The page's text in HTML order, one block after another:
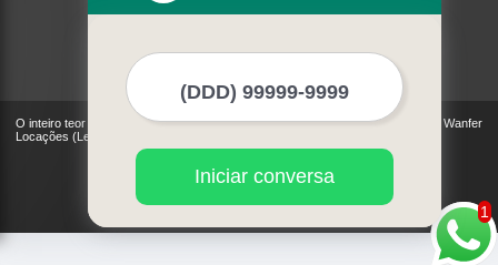
Contato
O inteiro teor deste site está sujeito à proteção de direitos autorais. Copyright© Wanfer
Locações (Lei 9610 de 19/02/1998)
1
Iniciar conversa